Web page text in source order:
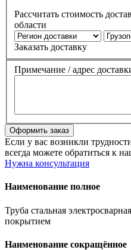
Рассчитать стоимость
области
Заказать доставку
Примечание / адрес
Если у вас возникли
всегда можете обратиться к
Нужна консультация
Наименование полное
Труба стальная
покрытием
Наименование сокращённое